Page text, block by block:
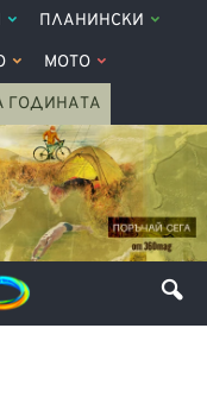
ПЛАНИНСКИ
МОТО
ГОДИНАТА